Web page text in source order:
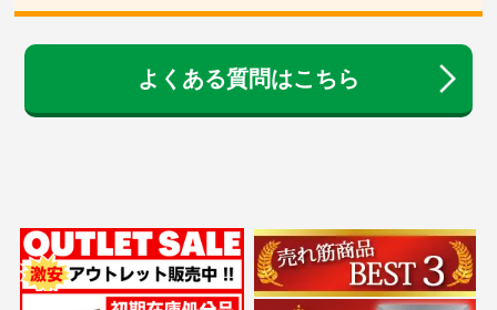
よくある質問はこちら